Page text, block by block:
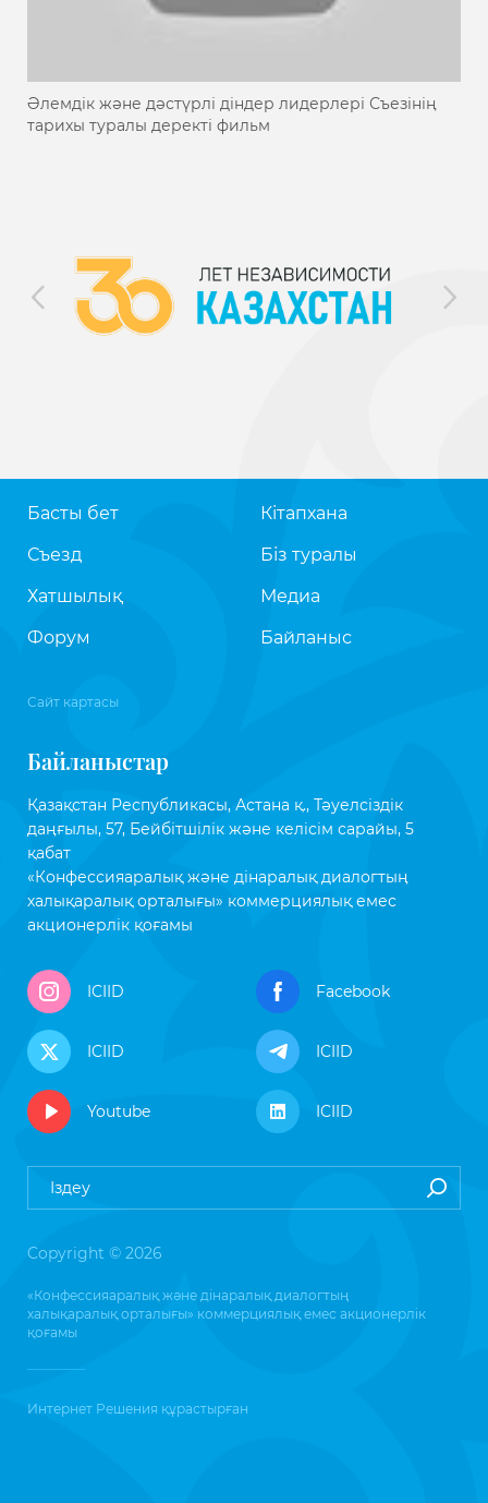
Әлемдік және дәстүрлі діндер лидерлері Съезінің
тарихы туралы деректі фильм
Басты бет
Съезд
Хатшылық
Форум
Кітапхана
Біз туралы
Медиа
Байланыс
Сайт картасы
Байланыстар
Қазақстан Республикасы, Астана қ., Тәуелсіздік
даңғылы, 57, Бейбітшілік және келісім сарайы, 5
қабат
«Конфессияаралық және дінаралық диалогтың
халықаралық орталығы» коммерциялық емес
акционерлік қоғамы
ICIID Facebook
ICIID ICIID
Youtube ICIID
Copyright © 2026
«Конфессияаралық және дінаралық диалогтың
халықаралық орталығы» коммерциялық емес акционерлік
қоғамы
Интернет Решения құрастырған